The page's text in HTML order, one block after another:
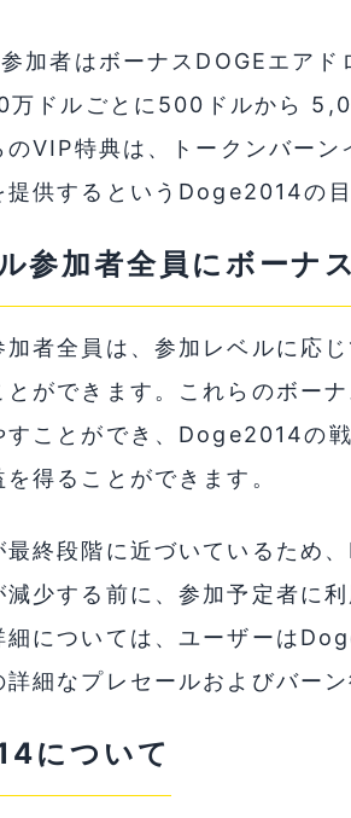
加者はボーナスDOGEエア
万ドルごとに500ドルから
のVIP特典は、トークンバー
提供するというDoge2014の
参加者全員にボーナ
加者全員は、参加レベルに応
とができます。これらのボー
すことができ、Doge2014の
得ることができます。
最終段階に近づいているため
減少する前に、参加予定者に
細については、ユーザーは
詳細なプレセールおよびバー
について